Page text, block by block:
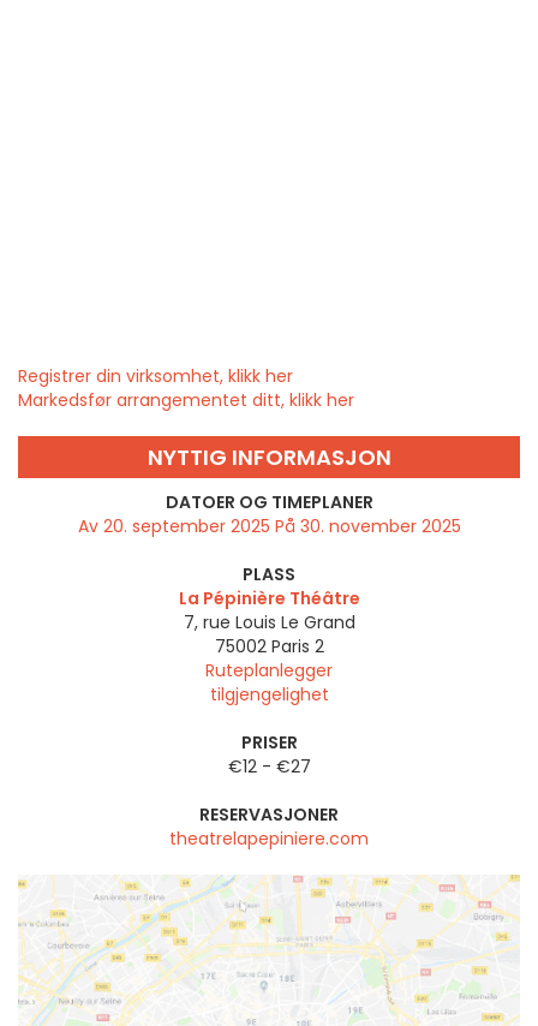
Registrer din virksomhet, klikk her
Markedsfør arrangementet ditt, klikk her
NYTTIG INFORMASJON
DATOER OG TIMEPLANER
Av 20. september 2025 På 30. november 2025
PLASS
La Pépinière Théâtre
7, rue Louis Le Grand
75002 Paris 2
Ruteplanlegger
tilgjengelighet
PRISER
€12 - €27
RESERVASJONER
theatrelapepiniere.com